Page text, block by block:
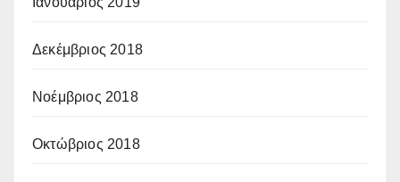
Δεκέμβριος 2018
Νοέμβριος 2018
Οκτώβριος 2018